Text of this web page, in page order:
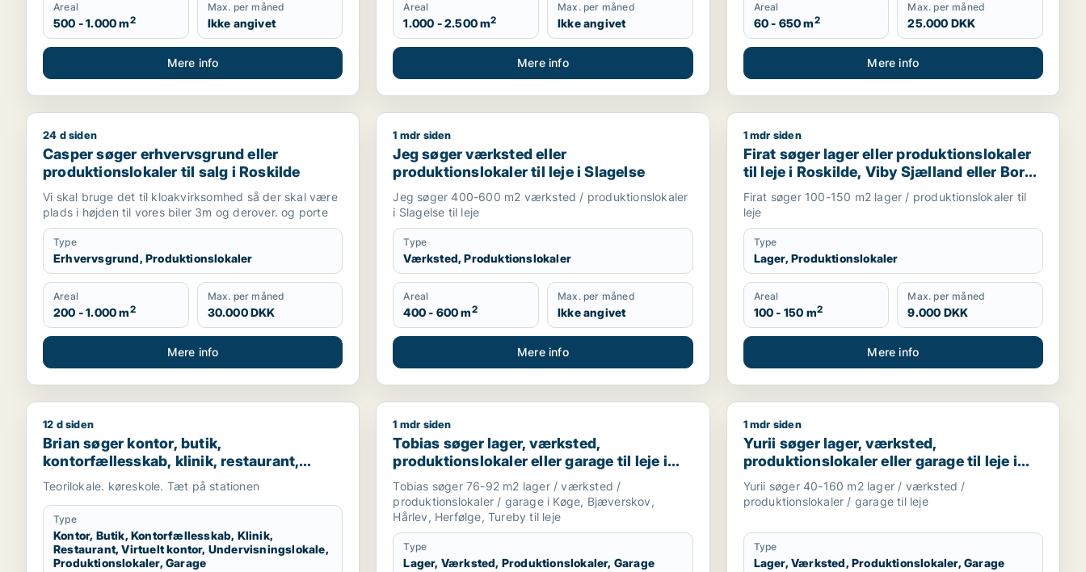
Areal
500 - 1.000 m2
Max. per måned
Ikke angivet
Mere info
Areal
1.000 - 2.500 m2
Max. per måned
Ikke angivet
Mere info
Areal
60 - 650 m2
Max. per måned
25.000 DKK
Mere info
Casper søger erhvervsgrund eller produktionslokaler til salg i Roskilde
24 d siden
Casper søger erhvervsgrund eller
produktionslokaler til salg i Roskilde
Vi skal bruge det til kloakvirksomhed så der skal være
plads i højden til vores biler 3m og derover. og porte
Type
Erhvervsgrund, Produktionslokaler
Areal
200 - 1.000 m2
Max. per måned
30.000 DKK
Mere info
Jeg søger værksted eller produktionslokaler til leje i Slagelse
1 mdr siden
Jeg søger værksted eller
produktionslokaler til leje i Slagelse
Jeg søger 400-600 m2 værksted / produktionslokaler
i Slagelse til leje
Type
Værksted, Produktionslokaler
Areal
400 - 600 m2
Max. per måned
Ikke angivet
Mere info
Firat søger lager eller produktionslokaler til leje i
1 mdr siden
Firat søger lager eller produktionslokaler
til leje i Roskilde, Viby Sjælland eller Borup
m.fl.
Firat søger 100-150 m2 lager / produktionslokaler til
leje
Type
Lager, Produktionslokaler
Areal
100 - 150 m2
Max. per måned
9.000 DKK
Mere info
Brian søger kontor, butik, kontorfællesskab, klinik, restaurant, virtuelt kontor, undervisningslokale, produktionslokaler eller garage til leje i Nykøbing Falster
12 d siden
Brian søger kontor, butik,
kontorfællesskab, klinik, restaurant,
virtuelt kontor, undervisningslokale,
produktionslokaler eller garage til leje i
Nykøbing Falster
Teorilokale. køreskole. Tæt på stationen
Type
Kontor, Butik, Kontorfællesskab, Klinik,
Restaurant, Virtuelt kontor, Undervisningslokale,
Produktionslokaler, Garage
Tobias søger lager, værksted, produktionslokaler eller garage til leje i Køge, Bjæverskov eller Hårlev m.fl.
1 mdr siden
Tobias søger lager, værksted,
produktionslokaler eller garage til leje i
Køge, Bjæverskov eller Hårlev m.fl.
Tobias søger 76-92 m2 lager / værksted /
produktionslokaler / garage i Køge, Bjæverskov,
Hårlev, Herfølge, Tureby til leje
Type
Lager, Værksted, Produktionslokaler, Garage
Yurii søger lager, værksted, produktionslokaler eller
1 mdr siden
Yurii søger lager, værksted,
produktionslokaler eller garage til leje i
Region Sjælland
Yurii søger 40-160 m2 lager / værksted /
produktionslokaler / garage til leje
Type
Lager, Værksted, Produktionslokaler, Garage